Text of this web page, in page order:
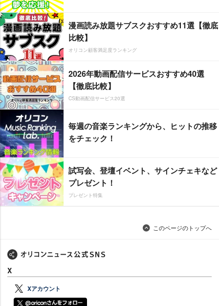
漫画読み放題サブスクおすすめ11選【徹底
比較】
オリコン顧客満足度ランキング
2026年動画配信サービスおすすめ40選
【徹底比較】
CS動画配信サービス20選
毎週の音楽ランキングから、ヒットの推移
をチェック！
試写会、登壇イベント、サインチェキなど
プレゼント！
プレゼント特集
このページのトップへ
X
Xアカウント